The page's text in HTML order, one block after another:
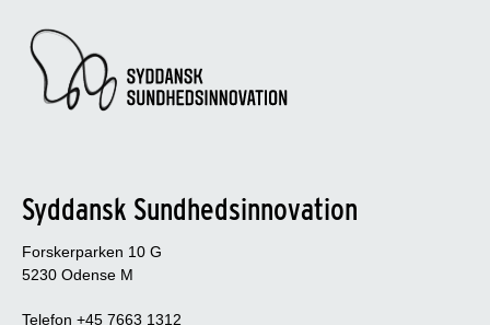
Syddansk Sundhedsinnovation
Forskerparken 10 G
5230 Odense M
Telefon +45 7663 1312